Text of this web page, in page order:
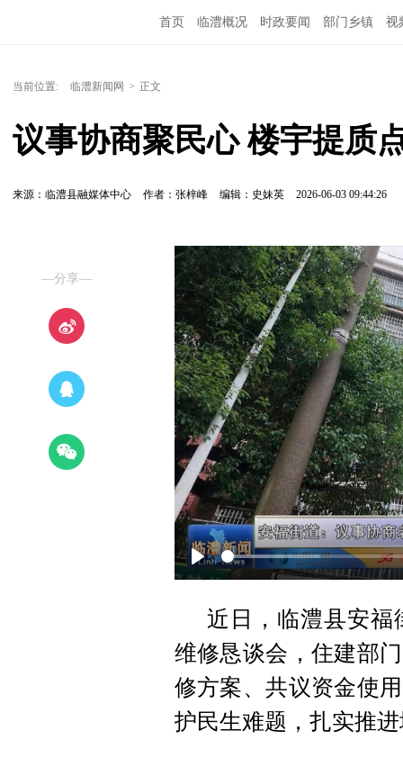
首页 临澧概况 时政要闻 部门乡镇 视
当前位置: 临澧新闻网 > 正文
议事协商聚民心 楼宇提质
来源：临澧县融媒体中心 作者：张梓峰 编辑：史妹英 2026-06-03 09:44:26
—分享—
Play
近日，临澧县安福
维修恳谈会，住建部
修方案、共议资金使
护民生难题，扎实推